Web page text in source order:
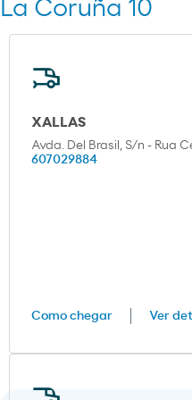
La Coruña 10
XALLAS
Avda. Del Brasil, S/n - Rua
607029884
Como chegar Ver